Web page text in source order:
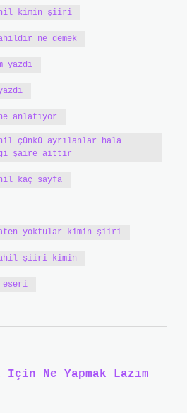
kimin şiiri
ne demek
yazdı
anlatıyor
çünkü ayrılanlar hala
şaire aittir
kaç sayfa
yoktular kimin şiiri
Dahil şiiri kimin
eseri
Için Ne Yapmak Lazım